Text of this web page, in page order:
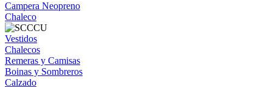
Campera Neopreno
Chaleco
Vestidos
Chalecos
Remeras y Camisas
Boinas y Sombreros
Calzado